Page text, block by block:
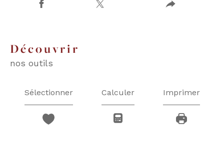
découvrir
nos outils
Sélectionner Calculer Imprimer